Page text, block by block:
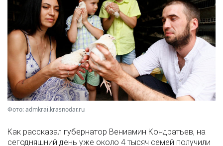
Фото: admkrai.krasnodar.ru
Как рассказал губернатор Вениамин Кондратьев, на
сегодняшний день уже около 4 тысяч семей получили